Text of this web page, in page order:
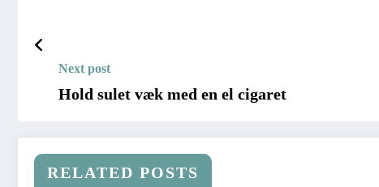
Next post
Hold sulet væk med en el cigaret
RELATED POSTS